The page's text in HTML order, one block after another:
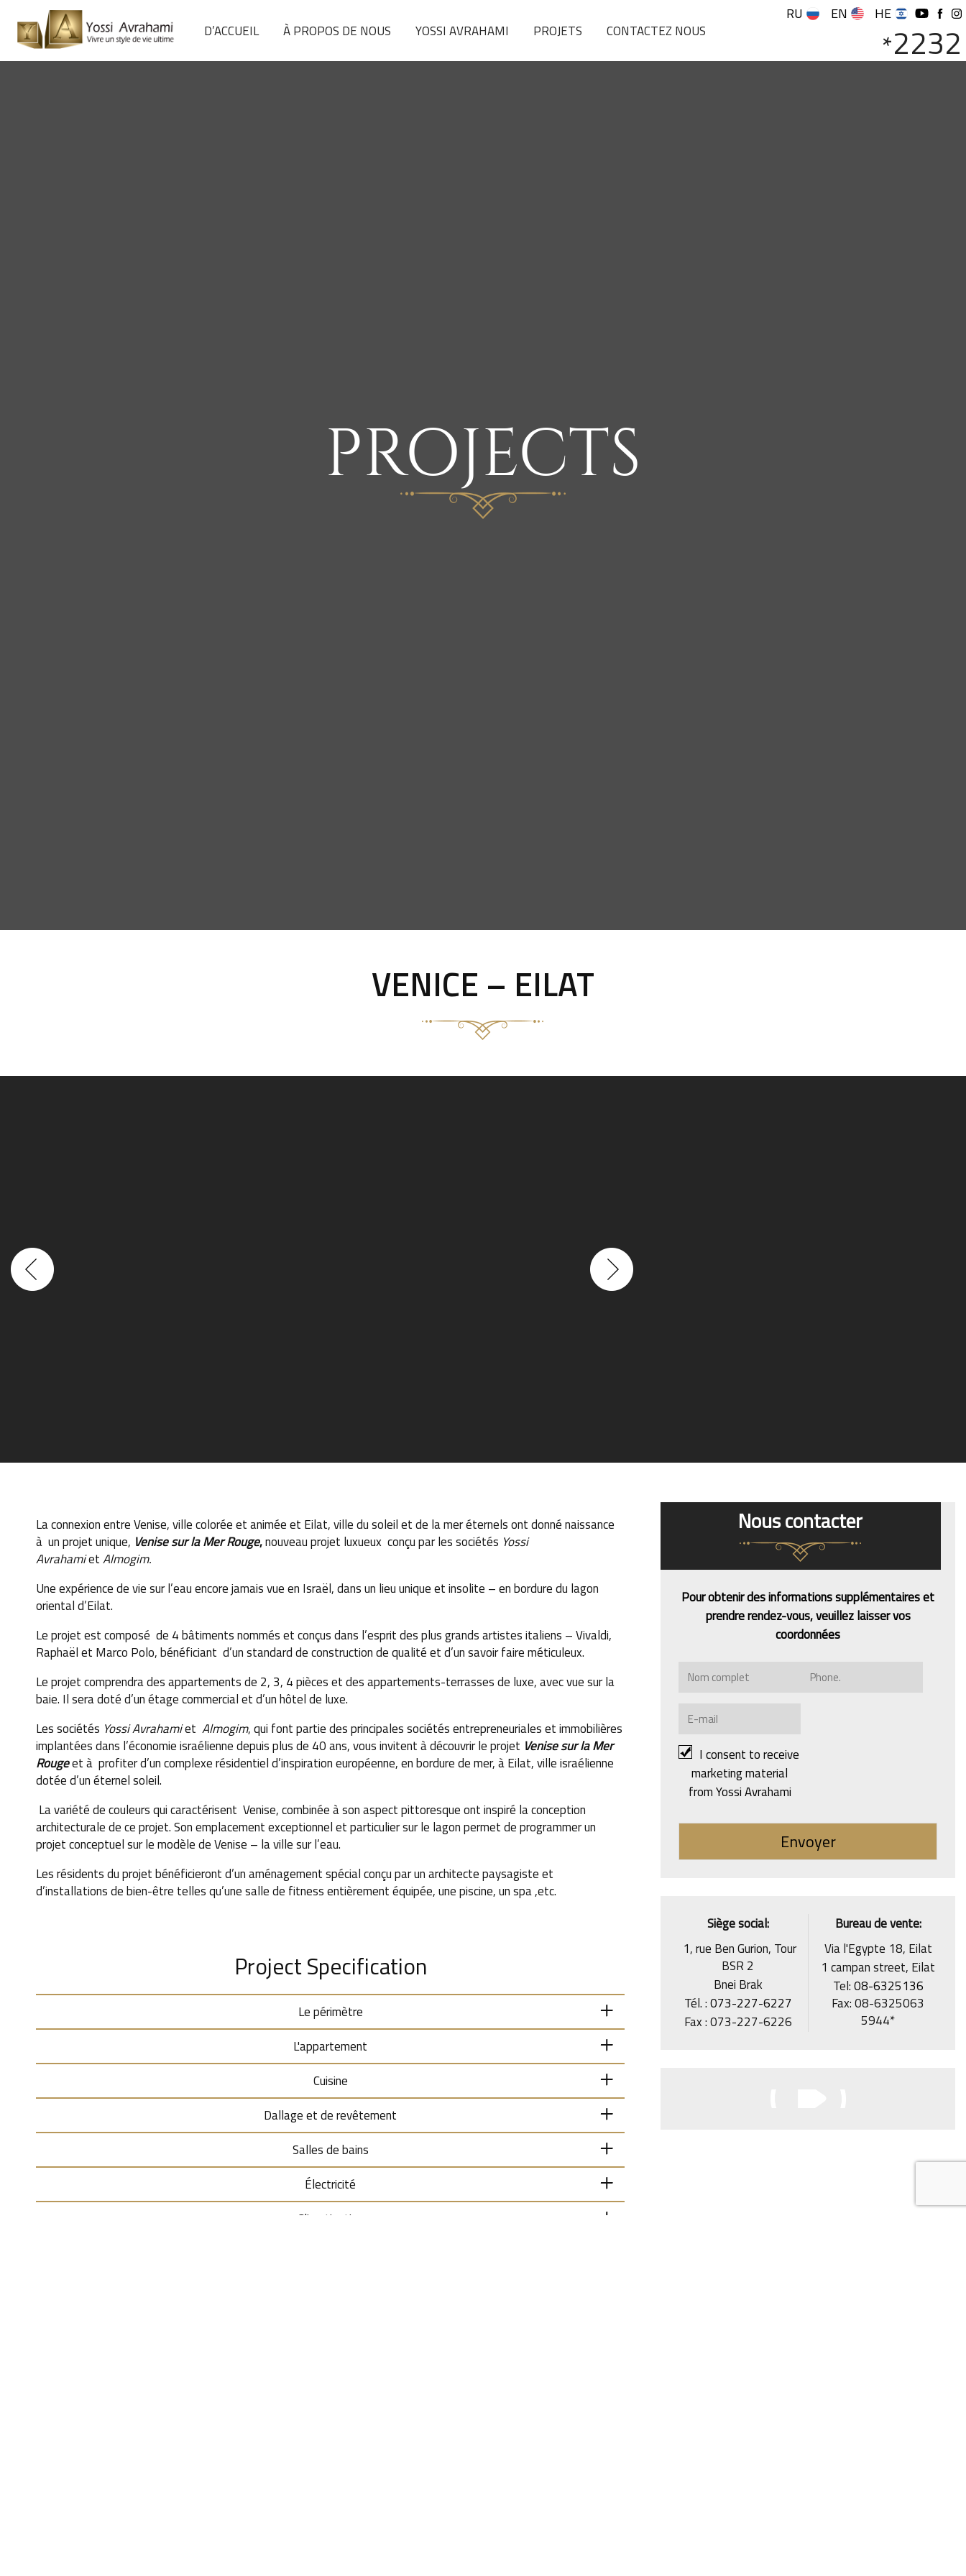
D’ACCUEIL À PROPOS DE NOUS YOSSI AVRAHAMI PROJETS CONTACTEZ NOUS
RU EN HE
*2232
PROJECTS
VENICE – EILAT
La connexion entre Venise, ville colorée et animée et Eilat, ville du soleil et de la mer éternels ont donné naissance
à un projet unique, Venise sur la Mer Rouge,nouveau projet luxueux conçu par les sociétés Yossi
AvrahamietAlmogim.
Une expérience de vie sur l’eau encore jamais vue en Israël, dans un lieu unique et insolite – en bordure du lagon
oriental d’Eilat.
Le projet est composé de 4 bâtiments nommés et conçus dans l’esprit des plus grands artistes italiens – Vivaldi,
Raphaël et Marco Polo, bénéficiant d’un standard de construction de qualité et d’un savoir faire méticuleux.
Le projet comprendra des appartements de 2, 3, 4 pièces et des appartements-terrasses de luxe, avec vue sur la
baie. Il sera doté d’un étage commercial et d’un hôtel de luxe.
Les sociétés Yossi Avrahamiet Almogim, qui font partie des principales sociétés entrepreneuriales et immobilières
implantées dans l’économie israélienne depuis plus de 40 ans, vous invitent à découvrir le projet Venise sur la Mer
Rougeet à profiter d’un complexe résidentiel d’inspiration européenne, en bordure de mer, à Eilat, ville israélienne
dotée d’un éternel soleil.
La variété de couleurs qui caractérisent Venise, combinée à son aspect pittoresque ont inspiré la conception
architecturale de ce projet. Son emplacement exceptionnel et particulier sur le lagon permet de programmer un
projet conceptuel sur le modèle de Venise – la ville sur l’eau.
Les résidents du projet bénéficieront d’un aménagement spécial conçu par un architecte paysagiste et
d’installations de bien-être telles qu’une salle de fitnessentièrement équipée, une piscine, un spa,etc.
Project Specification
Le périmètre
L'appartement
Cuisine
Dallage et de revêtement
Salles de bains
Électricité
Climatisation
Nous contacter
Pour obtenir des informations supplémentaires et
prendre rendez-vous, veuillez laisser vos
coordonnées
I consent to receive
marketing material
from Yossi Avrahami
Siège social:
1, rue Ben Gurion, Tour
BSR 2
Bnei Brak
Tél. :073-227-6227
Fax : 073-227-6226
Bureau de vente:
Via l'Egypte 18, Eilat
1 campan street, Eilat
Tel:08-6325136
Fax: 08-6325063
5944*